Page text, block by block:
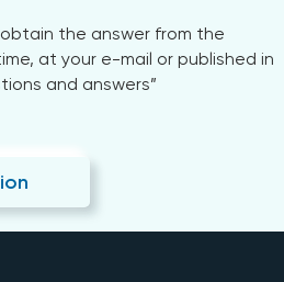
the answer from the
at your e-mail or published in
and answers”